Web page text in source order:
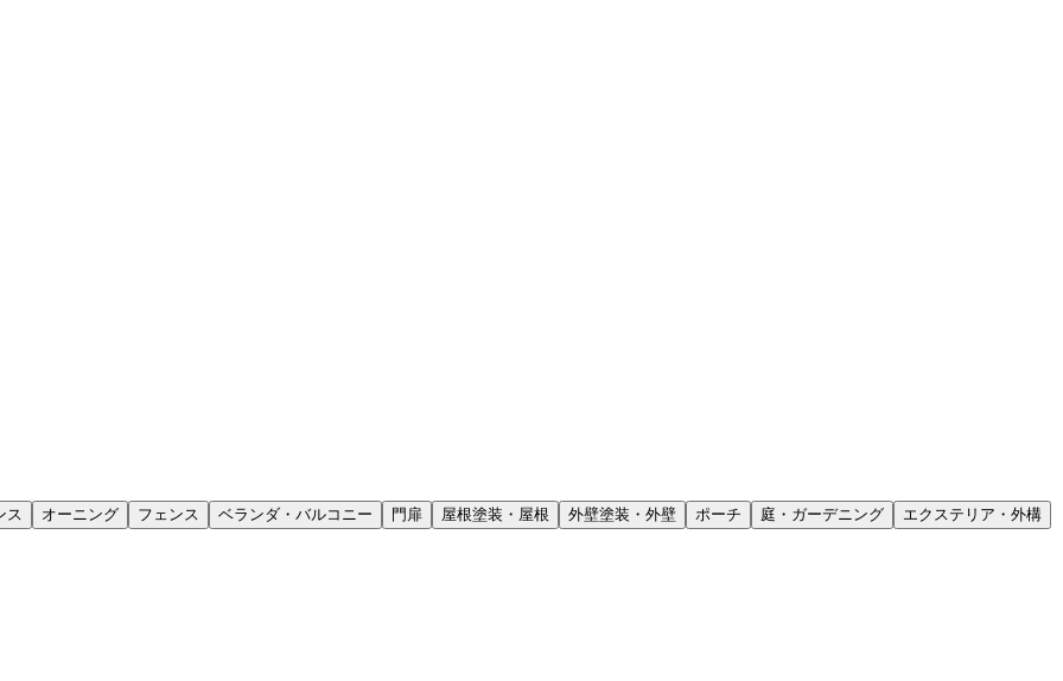
ス オーニング フェンス ベランダ・バルコニー 門扉 屋根塗装・屋根 外壁塗装・外壁 ポーチ 庭・ガーデニング エクステリア・外構